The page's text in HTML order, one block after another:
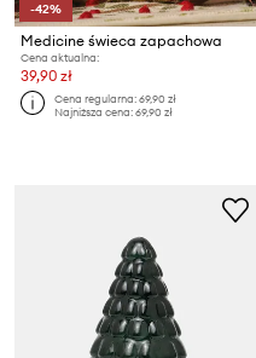
-42%
Medicine świeca zapachowa
Cena aktualna:
39,90 zł
Cena regularna:69,90 zł
Najniższa cena:69,90 zł